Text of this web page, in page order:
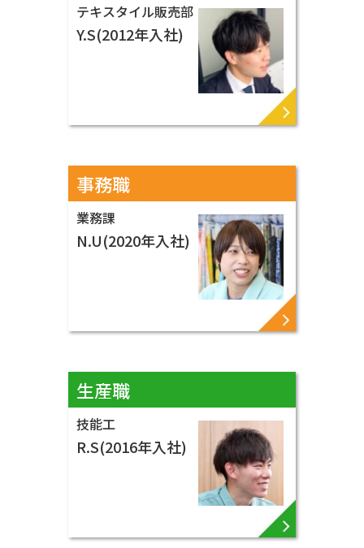
テキスタイル販売部
Y.S(2012年入社)
お客様と工場とを
つなぐ架け橋として
VIEW MORE ▶
事務職
業務課
N.U(2020年入社)
自分にしかできない
専門技術を、
VIEW MORE ▶
生産職
技能工
R.S(2016年入社)
お客様に満足して
品質管理を！
VIEW MORE ▶